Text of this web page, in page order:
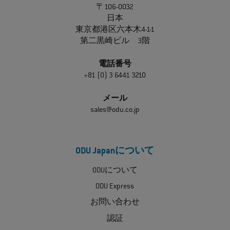
〒106-0032
日本
東京都港区六本木4-1-1
第二黒崎ビル 3階
電話番号
+81 (0) 3 6441 3210
メール
sales@odu.co.jp
ODU Japanについて
ODUについて
ODU Express
お問い合わせ
認証